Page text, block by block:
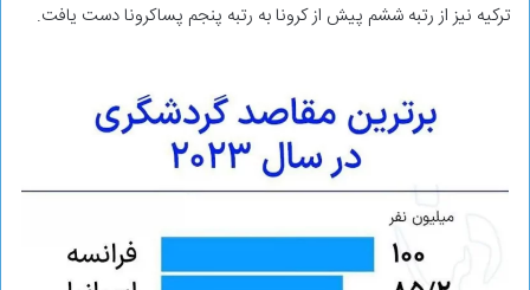
ترکیه نیز از رتبه ششم پیش از کرونا به رتبه پنجم پساکرونا دست یافت.